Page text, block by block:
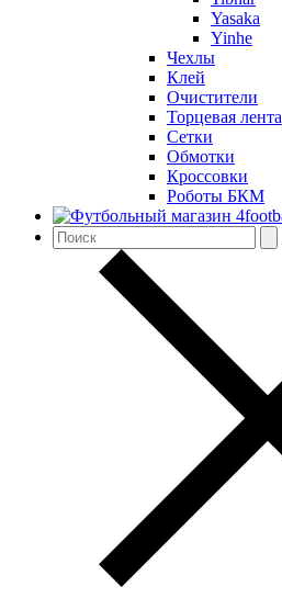
Yasaka
Yinhe
Чехлы
Клей
Очистители
Торцевая лента
Сетки
Обмотки
Кроссовки
Роботы БКМ